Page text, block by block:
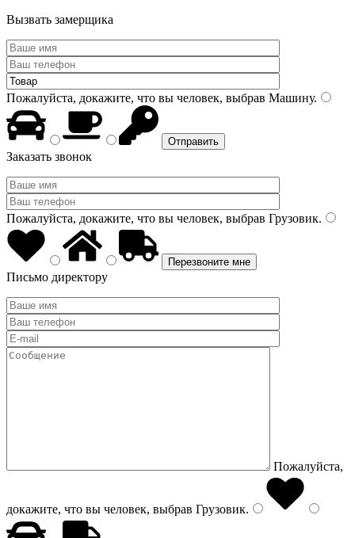
Вызвать замерщика
Пожалуйста, докажите, что вы человек, выбрав Машину.
Заказать звонок
Пожалуйста, докажите, что вы человек, выбрав Грузовик.
Письмо директору
Пожалуйста,
докажите, что вы человек, выбрав Грузовик.